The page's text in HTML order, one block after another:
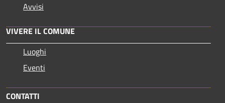
Avvisi
VIVERE IL COMUNE
Luoghi
Eventi
CONTATTI